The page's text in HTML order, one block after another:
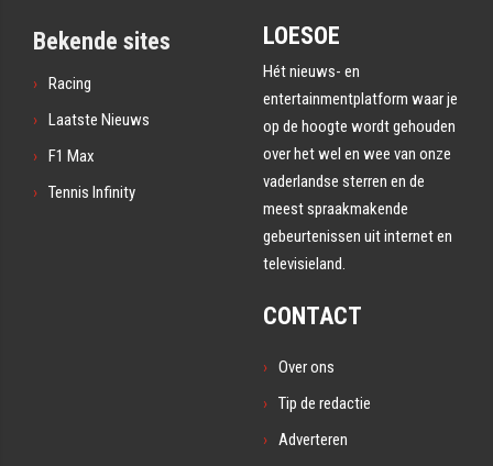
Bekende sites
Racing
Laatste Nieuws
F1 Max
Tennis Infinity
LOESOE
Hét nieuws- en
entertainmentplatform waar je
op de hoogte wordt gehouden
over het wel en wee van onze
vaderlandse sterren en de
meest spraakmakende
gebeurtenissen uit internet en
televisieland.
CONTACT
Over ons
Tip de redactie
Adverteren